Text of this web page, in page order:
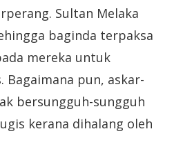
Sultan Melaka
baginda terpaksa
mereka untuk
Bagaimana pun, askar-
bersungguh-sungguh
kerana dihalang oleh